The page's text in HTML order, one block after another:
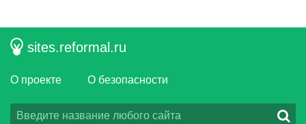
sites.reformal.ru
О проекте О безопасности